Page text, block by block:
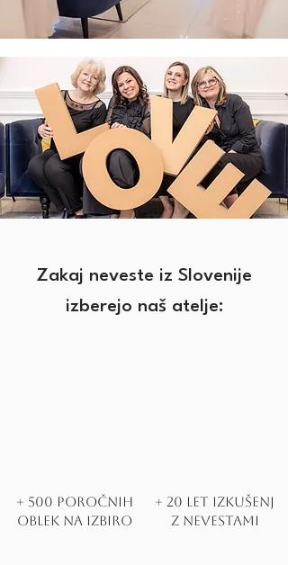
Zakaj neveste iz Slovenije
izberejo naš atelje:
+ 500 poročnih
oblek na izbiro
+ 20 let izkušenj
z nevestami